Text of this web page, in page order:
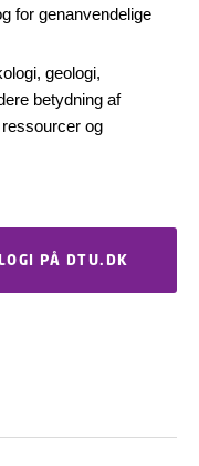
for genanvendelige
geologi,
betydning af
og
PÅ DTU.DK